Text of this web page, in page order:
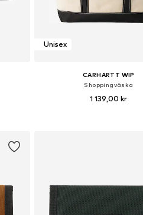
Unisex
CARHARTT WIP
Shoppingväska
1 139,00 kr